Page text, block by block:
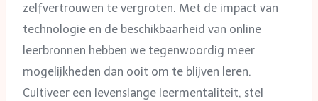
zelfvertrouwen te vergroten. Met de impact van
technologie en de beschikbaarheid van online
leerbronnen hebben we tegenwoordig meer
mogelijkheden dan ooit om te blijven leren.
Cultiveer een levenslange leermentaliteit, stel